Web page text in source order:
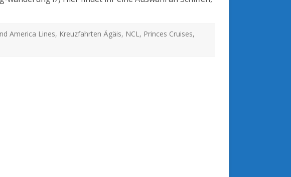
America Lines, Kreuzfahrten Ägäis, NCL, Princes Cruises,